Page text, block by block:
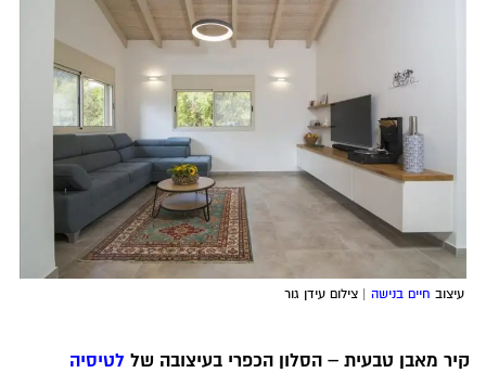
עיצובחיים בנישה | צילום עידן גור
מאבן טבעית – הסלון הכפרי בעיצובה שללטיסיה